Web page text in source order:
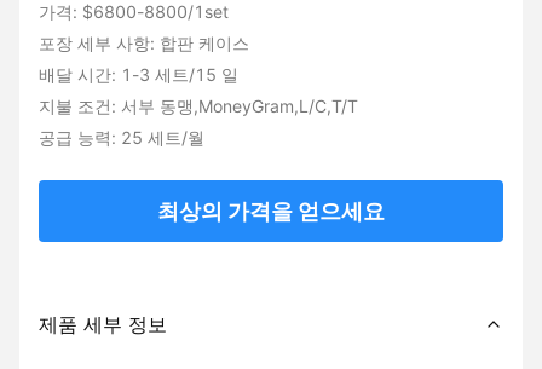
가격: $6800-8800/1set
포장 세부 사항: 합판 케이스
배달 시간: 1-3 세트/15 일
지불 조건: 서부 동맹,MoneyGram,L/C,T/T
공급 능력: 25 세트/월
최상의 가격을 얻으세요
제품 세부 정보